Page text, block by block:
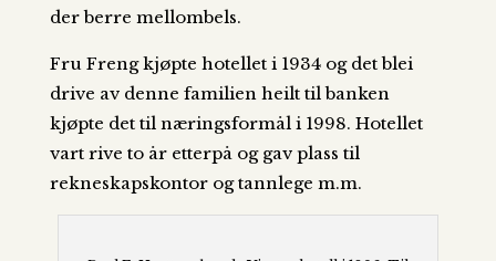
der berre mellombels.
Fru Freng kjøpte hotellet i 1934 og det blei
drive av denne familien heilt til banken
kjøpte det til næringsformål i 1998. Hotellet
vart rive to år etterpå og gav plass til
rekneskapskontor og tannlege m.m.